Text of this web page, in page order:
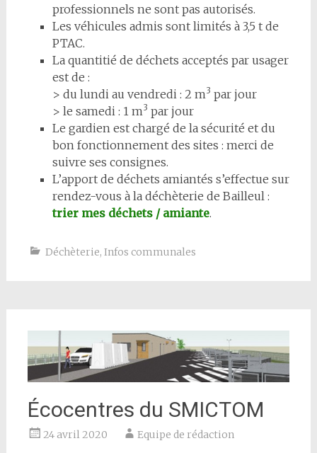
professionnels ne sont pas autorisés.
Les véhicules admis sont limités à 3,5 t de
PTAC.
La quantitié de déchets acceptés par usager
est de :
> du lundi au vendredi : 2 m3 par jour
> le samedi : 1 m3 par jour
Le gardien est chargé de la sécurité et du
bon fonctionnement des sites : merci de
suivre ses consignes.
L’apport de déchets amiantés s’effectue sur
rendez-vous à la déchèterie de Bailleul :
trier mes déchets / amiante.
Déchèterie, Infos communales
Écocentres du SMICTOM
24 avril 2020 Equipe de rédaction